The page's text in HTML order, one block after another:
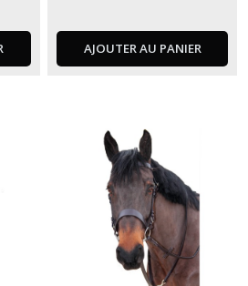
AJOUTER AU PANIER